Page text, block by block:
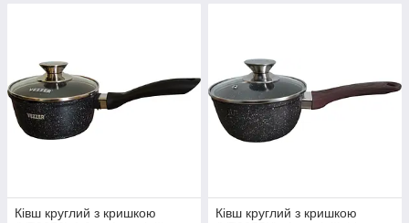
Ківш круглий з кришкою
Ківш круглий з кришкою